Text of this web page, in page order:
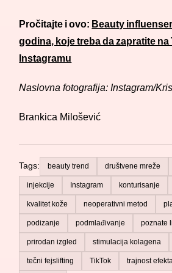
Pročitajte i ovo: Beauty
godina, koje treba da zapratite na
Instagramu
Naslovna fotografija: Instagram/
Brankica Milošević
Tags: beauty trend društvene mreže
injekcije Instagram konturisanje
kvalitet kože neoperativni metod
podizanje podmlađivanje poznate
prirodan izgled stimulacija kolagena
tečni fejslifting TikTok trajnost efekta